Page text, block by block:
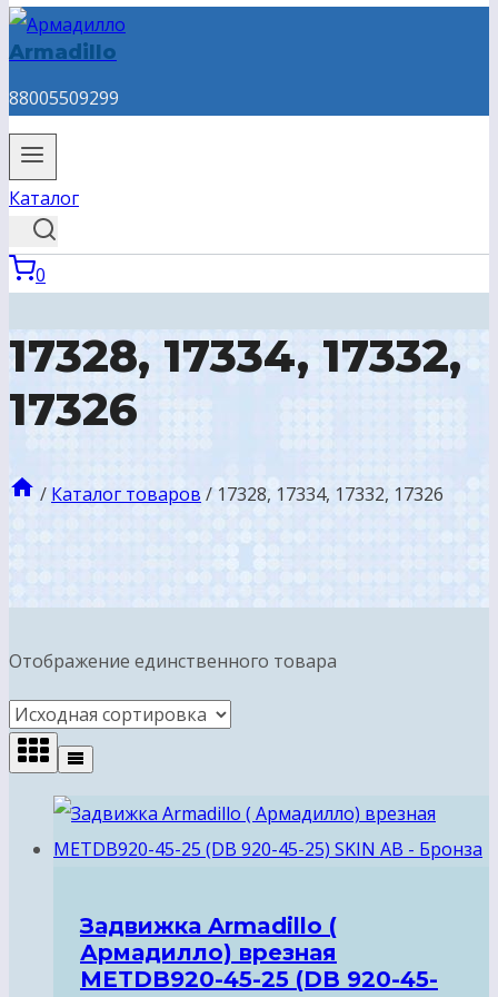
Armadillo
88005509299
Каталог
0
17328, 17334, 17332,
17326
/ Каталог товаров / 17328, 17334, 17332, 17326
Отображение единственного товара
Задвижка Armadillo (
Армадилло) врезная
METDB920-45-25 (DB 920-45-